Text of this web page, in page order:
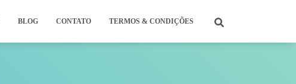
BLOG CONTATO TERMOS & CONDIÇÕES